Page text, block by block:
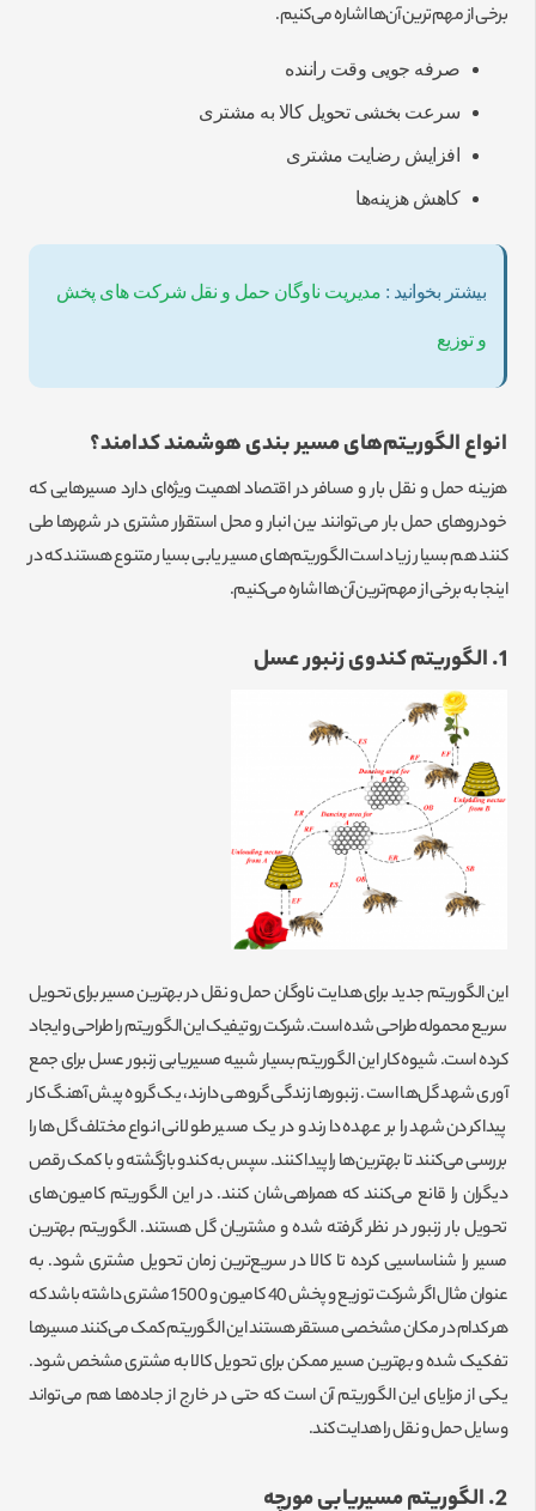
برخی از مهم‌ترین آن‌ها اشاره می‌کنیم.
صرفه جویی وقت راننده
سرعت بخشی تحویل کالا به مشتری
افزایش رضایت مشتری
کاهش هزینه‌ها
بیشتر بخوانید : مدیریت ناوگان حمل و نقل شرکت های پخش
و توزیع
انواع الگوریتم‌های مسیر بندی هوشمند کدامند؟
هزینه حمل و نقل بار و مسافر در اقتصاد اهمیت ویژه‌ای دارد مسیر‌هایی که
خودروهای حمل بار می‌توانند بین انبار و محل استقرار مشتری در شهرها طی
کنند هم بسیار زیاد است الگوریتم‌های مسیر یابی بسیار متنوع هستند که در
اینجا به برخی از مهم‌ترین آن‌ها اشاره می‌کنیم.
1. الگوریتم کندوی زنبور عسل
این الگوریتم جدید برای هدایت ناوگان حمل و نقل در بهترین مسیر برای تحویل
سریع محموله طراحی شده است. شرکت روتیفیک این الگوریتم را طراحی و ایجاد
کرده است. شیوه کار این الگوریتم بسیار شبیه مسیریابی زنبور عسل برای جمع
آوری شهد گل‌ها است. زنبورها زندگی گروهی دارند، یک گروه پیش آهنگ کار
پیدا کردن شهد را بر عهده دارند و در یک مسیر طولانی انواع مختلف گل‌ها را
بررسی می‌کنند تا بهترین‌ها را پیدا کنند. سپس به کندو بازگشته و با کمک رقص
دیگران را قانع می‌کنند که همراهی‌شان کنند. در این الگوریتم کامیون‌های
تحویل بار زنبور در نظر گرفته شده و مشتریان گل هستند. الگوریتم بهترین
مسیر را شناساسیی کرده تا کالا در سریع‌ترین زمان تحویل مشتری شود. به
عنوان مثال اگر شرکت توزیع و پخش 40 کامیون و 1500 مشتری داشته باشد که
هر کدام در مکان مشخصی مستقر هستند این الگوریتم کمک می‌کنند مسیر‌ها
تفکیک شده و بهترین مسیر ممکن برای تحویل کالا به مشتری مشخص شود.
یکی از مزایای این الگوریتم آن است که حتی در خارج از جاده‌ها هم می‌تواند
وسایل حمل و نقل را هدایت کند.
2. الگوریتم مسیریابی مورچه